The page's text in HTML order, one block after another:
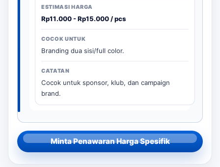
Rp11.000 - Rp15.000 / pcs
Branding dua sisi/full color.
Cocok untuk sponsor, klub, dan campaign
brand.
Minta Penawaran Harga Spesifik